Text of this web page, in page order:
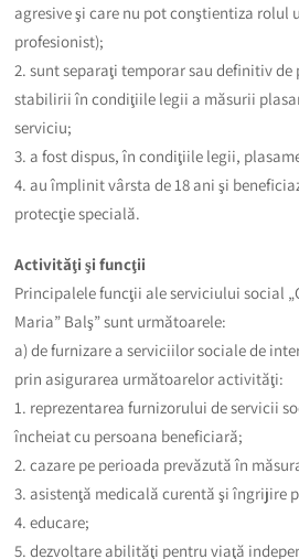
agresive şi care nu pot conştientiza rolul
profesionist);
2. sunt separaţi temporar sau definitiv
stabilirii în condiţiile legii a măsurii
serviciu;
3. a fost dispus, în condiţiile legii,
4. au împlinit vârsta de 18 ani şi
protecţie specială.
Activităţi şi funcţii
Principalele funcţii ale serviciului social
Maria” Balş” sunt următoarele:
a) de furnizare a serviciilor sociale de
prin asigurarea următoarelor activităţi:
1. reprezentarea furnizorului de servicii
încheiat cu persoana beneficiară;
2. cazare pe perioada prevăzută în
3. asistenţă medicală curentă şi îngrijire
4. educare;
5. dezvoltare abilităţi pentru viaţă